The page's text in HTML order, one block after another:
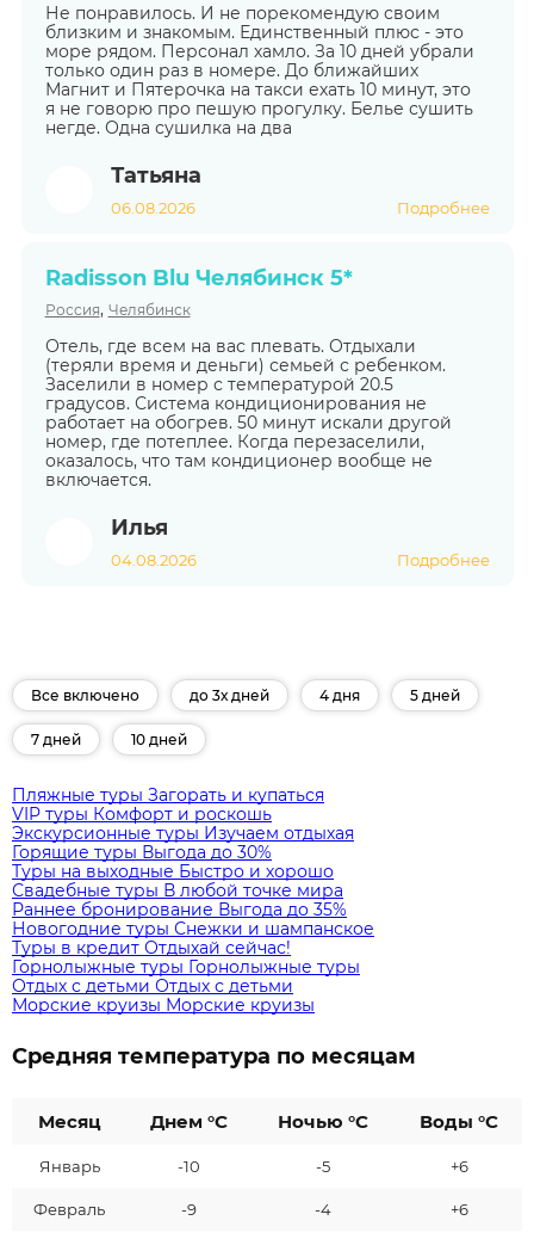
Не понравилось. И не порекомендую своим
близким и знакомым. Единственный плюс - это
море рядом. Персонал хамло. За 10 дней убрали
только один раз в номере. До ближайших
Магнит и Пятерочка на такси ехать 10 минут, это
я не говорю про пешую прогулку. Белье сушить
негде. Одна сушилка на два
Татьяна
06.08.2026 Подробнее
Radisson Blu Челябинск 5*
Россия, Челябинск
Отель, где всем на вас плевать. Отдыхали
(теряли время и деньги) семьей с ребенком.
Заселили в номер с температурой 20.5
градусов. Система кондиционирования не
работает на обогрев. 50 минут искали другой
номер, где потеплее. Когда перезаселили,
оказалось, что там кондиционер вообще не
включается.
Илья
04.08.2026 Подробнее
Все включено до 3х дней 4 дня 5 дней
7 дней 10 дней
Пляжные туры Загорать и купаться
VIP туры Комфорт и роскошь
Экскурсионные туры Изучаем отдыхая
Горящие туры Выгода до 30%
Туры на выходные Быстро и хорошо
Свадебные туры В любой точке мира
Раннее бронирование Выгода до 35%
Новогодние туры Снежки и шампанское
Туры в кредит Отдыхай сейчас!
Горнолыжные туры Горнолыжные туры
Отдых с детьми Отдых с детьми
Морские круизы Морские круизы
Средняя температура по месяцам
Месяц Днем °C Ночью °C Воды °C
Январь -10 -5 +6
Февраль -9 -4 +6